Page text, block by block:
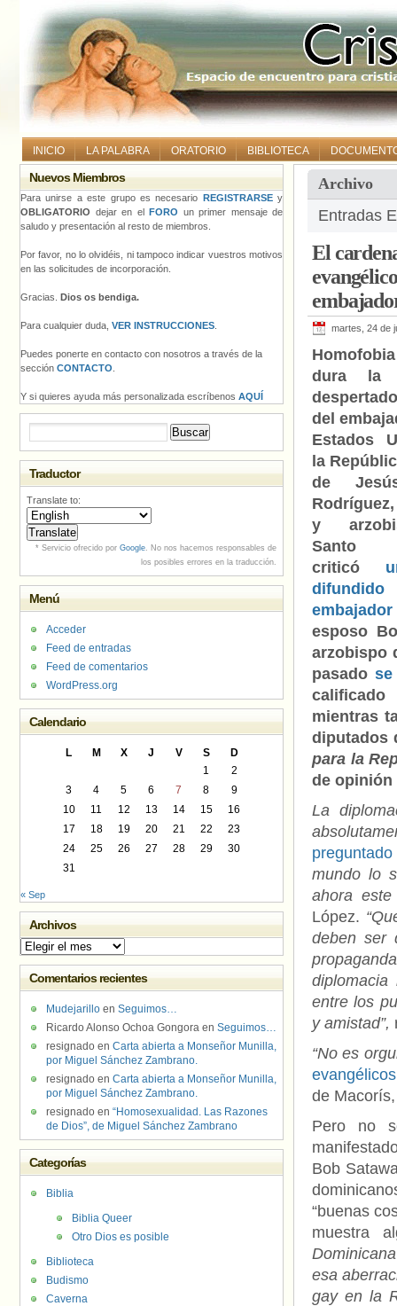
INICIO LA PALABRA ORATORIO BIBLIOTECA
Archivo
Entradas
El
martes, 24 de
dura la
del
Estados
la
de
y
Santo
criticó
embajador
esposo
arzobispo
pasado se
mientras
diputados
para la
de opinión
La
mundo lo
ahora
López.
deben ser
entre los
y amistad”,
“No es
de
Pero no
Bob
“buenas
muestra
esa
gay en la
Nuevos Miembros
Para unirse a este grupo es necesario REGISTRARSEy
OBLIGATORIO dejar en el FORO un primer mensaje de
saludo y presentación al resto de miembros.
Por favor, no lo olvidéis, ni tampoco indicar vuestros motivos
en las solicitudes de incorporación.
Gracias. Dios os bendiga.
Para cualquier duda, VER INSTRUCCIONES
Puedes ponerte en contacto con nosotros a través de la
sección CONTACTO
Y si quieres ayuda más personalizada escríbenos AQUÍ
Traductor
Translate to:
* Servicio ofrecido por Google. No nos hacemos responsables de
los posibles errores en la traducción.
Menú
Acceder
Feed de entradas
Feed de comentarios
WordPress.org
Calendario
L M X J V S
D
1
2
3
4 5 6 7 8
9
10
11 12 13 14 15
16
17
18 19 20 21 22
23
24
25 26 27 28 29
30
31
« Sep
Archivos
Archivos
Comentarios recientes
Mudejarillo en Seguimos…
Ricardo Alonso Ochoa Gongora en Seguimos…
resignado en Carta abierta a Monseñor Munilla,
por Miguel Sánchez Zambrano.
resignado en Carta abierta a Monseñor Munilla,
por Miguel Sánchez Zambrano.
resignado en “Homosexualidad. Las Razones
de Dios”, de Miguel Sánchez Zambrano
Categorías
Biblia
Biblia Queer
Otro Dios es posible
Biblioteca
Budismo
Caverna